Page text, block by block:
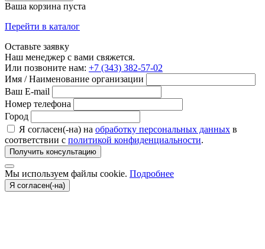
Ваша корзина пуста
Перейти в каталог
Оставьте заявку
Наш менеджер с вами свяжется.
Или позвоните нам: +7 (343) 382-57-02
Имя / Наименование организации
Ваш E-mail
Номер телефона
Город
Я согласен(-на) на обработку персональных данных в
соответствии с политикой конфиденциальности.
Получить консультацию
Мы используем файлы cookie. Подробнее
Я согласен(-на)